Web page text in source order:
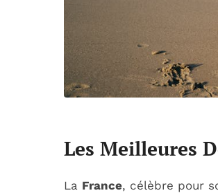
Les Meilleures
La France, célèbre pour